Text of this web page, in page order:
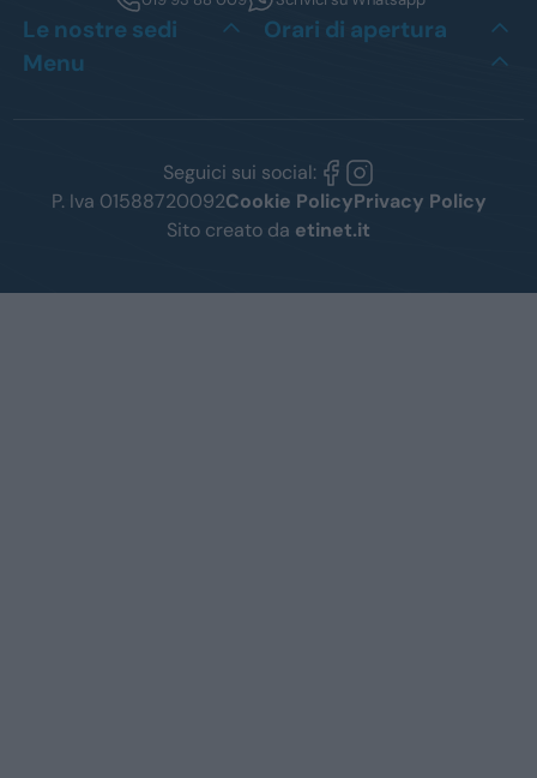
Le nostre sedi
Orari di apertura
Menu
Seguici sui social:
P. Iva 01588720092Cookie PolicyPrivacy Policy
Sito creato da etinet.it